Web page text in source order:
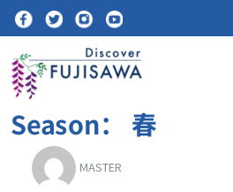
Season： 春
MASTER